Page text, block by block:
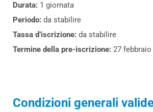
Durata: 1 giornata
Periodo: da stabilire
Tassa d’iscrizione: da stabilire
Termine della pre-iscrizione: 27 febbraio
Condizioni generali